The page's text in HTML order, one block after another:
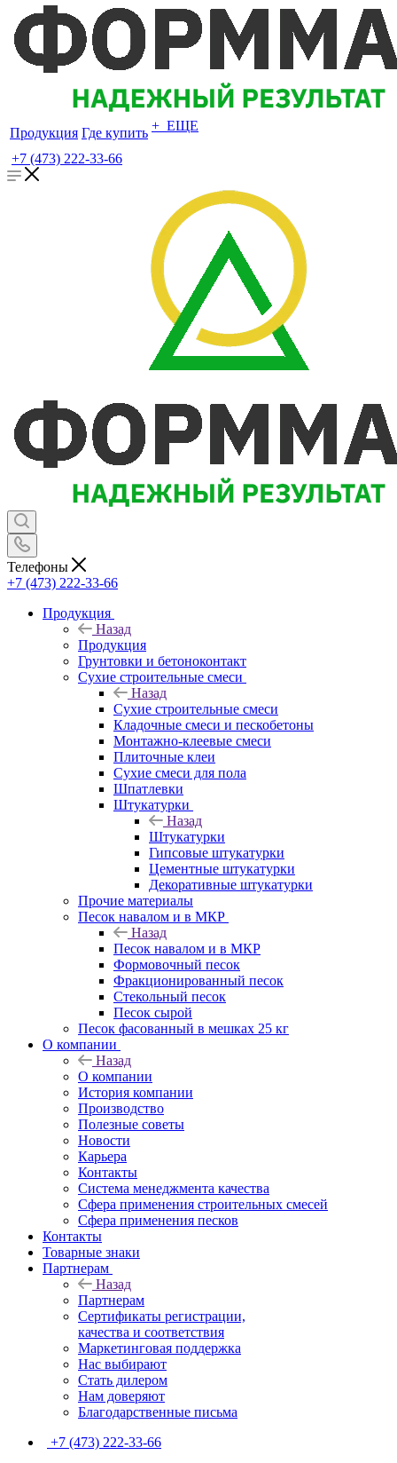
Продукция Где купить + ЕЩЕ
+7 (473) 222-33-66
Телефоны
+7 (473) 222-33-66
Продукция
Назад
Продукция
Грунтовки и бетоноконтакт
Сухие строительные смеси
Назад
Сухие строительные смеси
Кладочные смеси и пескобетоны
Монтажно-клеевые смеси
Плиточные клеи
Сухие смеси для пола
Шпатлевки
Штукатурки
Назад
Штукатурки
Гипсовые штукатурки
Цементные штукатурки
Декоративные штукатурки
Прочие материалы
Песок навалом и в МКР
Назад
Песок навалом и в МКР
Формовочный песок
Фракционированный песок
Стекольный песок
Песок сырой
Песок фасованный в мешках 25 кг
О компании
Назад
О компании
История компании
Производство
Полезные советы
Новости
Карьера
Контакты
Система менеджмента качества
Сфера применения строительных смесей
Сфера применения песков
Контакты
Товарные знаки
Партнерам
Назад
Партнерам
Сертификаты регистрации,
качества и соответствия
Маркетинговая поддержка
Нас выбирают
Стать дилером
Нам доверяют
Благодарственные письма
+7 (473) 222-33-66